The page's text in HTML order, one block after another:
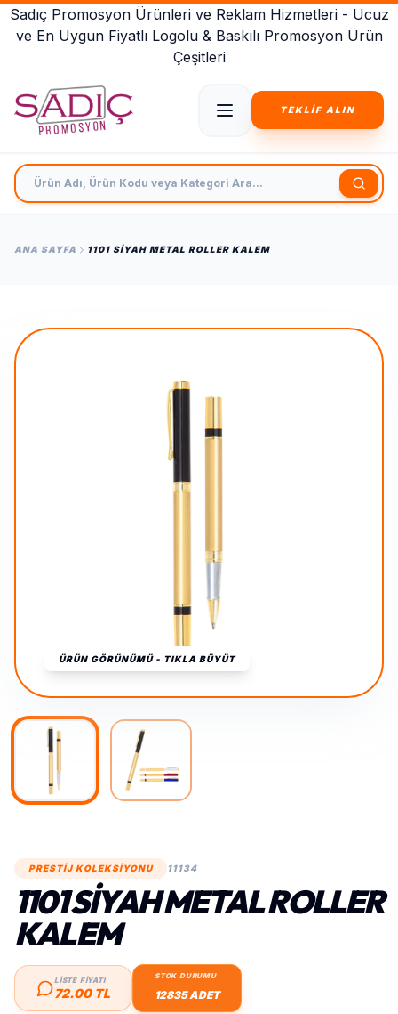
Sadıç Promosyon Ürünleri ve Reklam Hizmetleri - Ucuz
ve En Uygun Fiyatlı Logolu & Baskılı Promosyon Ürün
Çeşitleri
TEKLİF ALIN
Ürün Adı, Ürün Kodu veya Kategori Ara
ANA SAYFA 1101 SIYAH METAL ROLLER KALEM
ÜRÜN GÖRÜNÜMÜ - TIKLA BÜYÜT
PRESTİJ KOLEKSİYONU 11134
1101 SIYAH METAL ROLLER
KALEM
LİSTE FİYATI
72.00 TL
STOK DURUMU
12835 ADET